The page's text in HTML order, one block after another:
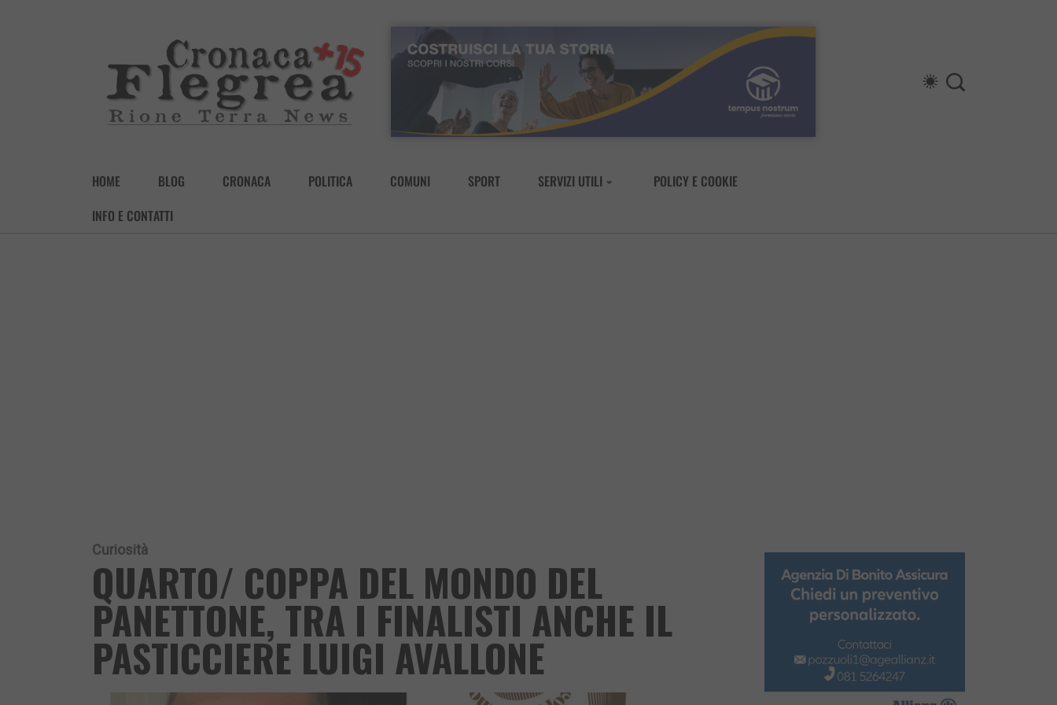
HOME BLOG CRONACA POLITICA COMUNI SPORT SERVIZI UTILI
POLICY E COOKIE
INFO E CONTATTI
Curiosità
QUARTO/ COPPA DEL MONDO DEL
PANETTONE, TRA I FINALISTI ANCHE IL
PASTICCIERE LUIGI AVALLONE